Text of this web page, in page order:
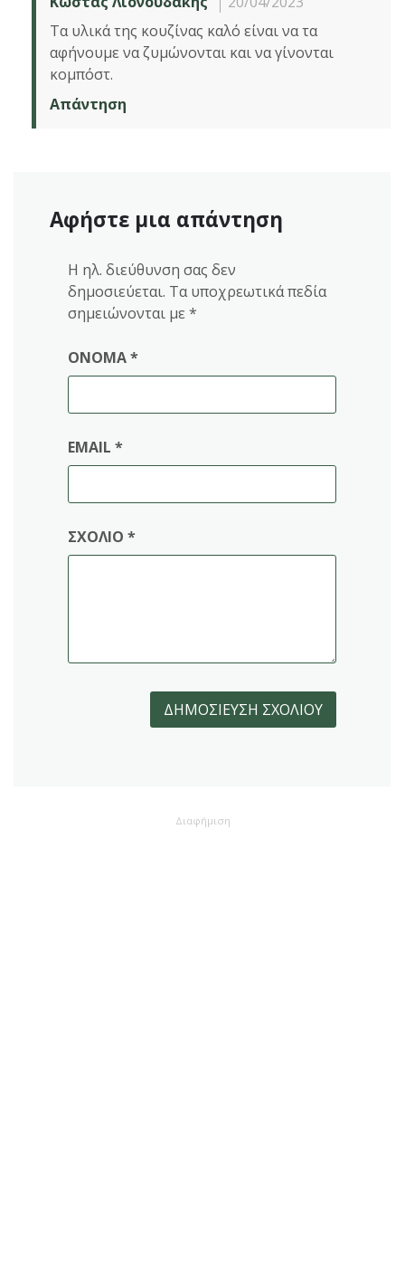
Τα υλικά της κουζίνας καλό είναι να τα
αφήνουμε να ζυμώνονται και να γίνονται
κομπόστ.
Απάντηση
Αφήστε μια απάντηση
Η ηλ. διεύθυνση σας δεν
δημοσιεύεται. Τα υποχρεωτικά πεδία
σημειώνονται με *
ΌΝΟΜΑ*
EMAIL *
ΣΧΌΛΙΟ *
Διαφήμιση